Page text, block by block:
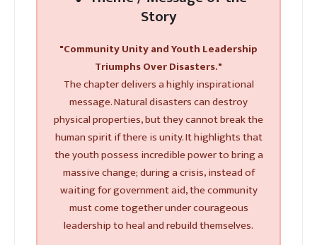
Story
"Community Unity and Youth Leadership
Triumphs Over Disasters."
The chapter delivers a highly inspirational
message. Natural disasters can destroy
physical properties, but they cannot break the
human spirit if there is unity. It highlights that
the youth possess incredible power to bring a
massive change; during a crisis, instead of
waiting for government aid, the community
must come together under courageous
leadership to heal and rebuild themselves.